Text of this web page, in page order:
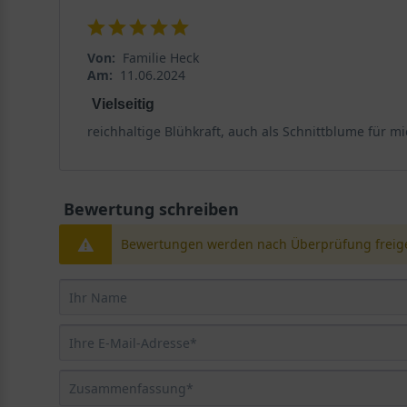
Die Garten-Flammenblume 'Rosalinde' ist eine
und langanhaltenden Blütenpracht, die jeden
Wuchseigenschaften.
Robustheit und ihren natürlichen Charme bekannt
nicht unkontrolliert ausbreiten. Ihr Wuchs ist straff
bis zu 110 cm gehört sie zu den höheren Stauden im
behält auch bei Wind und Regen ihre Form. Pro
Von: Familie Heck
Am: 11.06.2024
Vielseitig
reichhaltige Blühkraft, auch als Schnittblume für
Bewertung schreiben
Bewertungen werden nach Überprüfung